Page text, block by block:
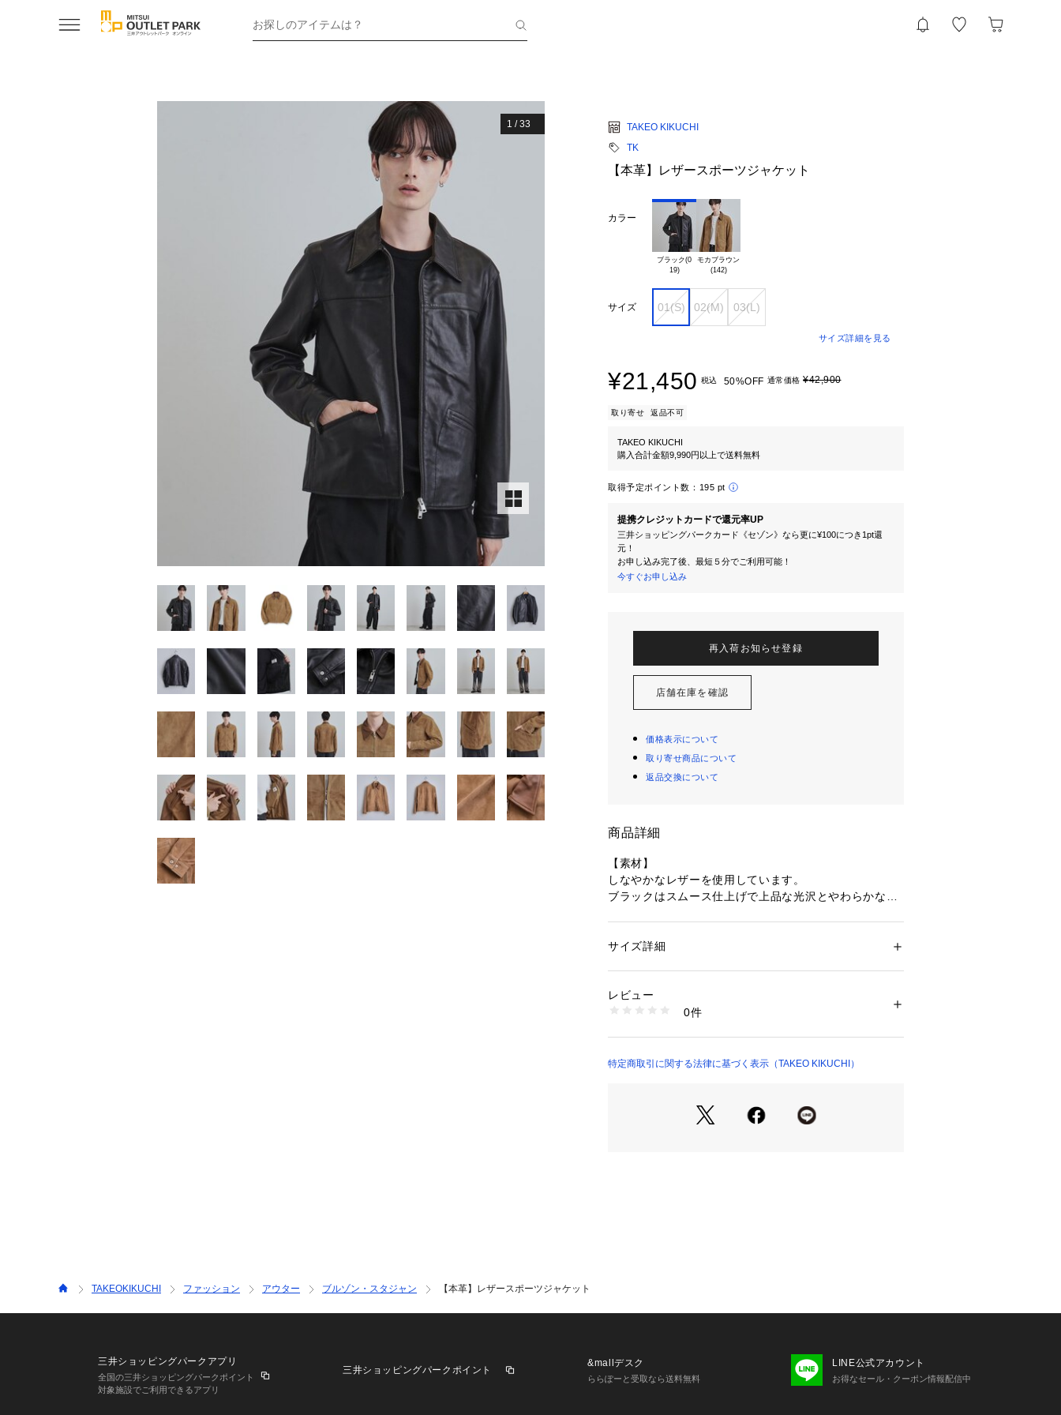
お探しのアイテムは？
1 /33
TAKEO KIKUCHI
TK
【本革】レザースポーツジャケット
カラー
ブラック(0
19)
モカブラウン
(142)
サイズ 01(S) 02(M) 03(L)
サイズ詳細を見る
¥21,450 税込 50%OFF 通常価格 ¥42,900
取り寄せ 返品不可
TAKEO KIKUCHI
購入合計金額9,990円以上で送料無料
取得予定ポイント数： 195 pt
提携クレジットカードで還元率UP
三井ショッピングパークカード《セゾン》なら更に¥100につき1pt還
元！
お申し込み完了後、最短５分でご利用可能！
今すぐお申し込み
再入荷お知らせ登録
店舗在庫を確認
価格表示について
取り寄せ商品について
返品交換について
商品詳細
【素材】
しなやかなレザーを使用しています。
ブラックはスムース仕上げで上品な光沢とやわらかなタ
良いタッチに仕上げています。
スポーツジャケットをベースにしたレザージャケット。
襟の配色と、腰ポケットがアクセントになったデザイ
表情が異なる仕様に。
本革特有の経年変化をお楽しみいただけます。
時代を超えて支持されるトラディショナルなアイテムを
【気になる商品はお気に入り登録をおススメ】
性別：メンズ
生産国：インド製
1095800004605
サイズ詳細
レビュー
0件
特定商取引に関する法律に基づく表示（TAKEO KIKUCHI）
TAKEOKIKUCHI ファッション アウター ブルゾン・スタジャン 【本革】レザースポーツジャケット
三井ショッピングパークアプリ
全国の三井ショッピングパークポイント
対象施設でご利用できるアプリ
三井ショッピングパークポイント
&mallデスク
ららぽーと受取なら送料無料
LINE公式アカウント
お得なセール・クーポン情報配信中